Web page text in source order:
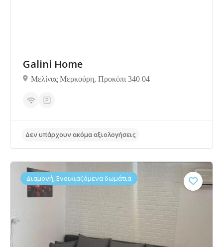
Galini Home
Μελίνας Μερκούρη, Προκόπι 340 04
Διαμονή, Ενοικιαζόμενα δωμάτια